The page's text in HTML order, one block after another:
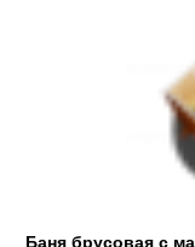
Баня брусовая с